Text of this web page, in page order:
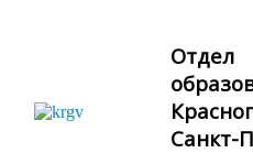
Отдел
Санкт-